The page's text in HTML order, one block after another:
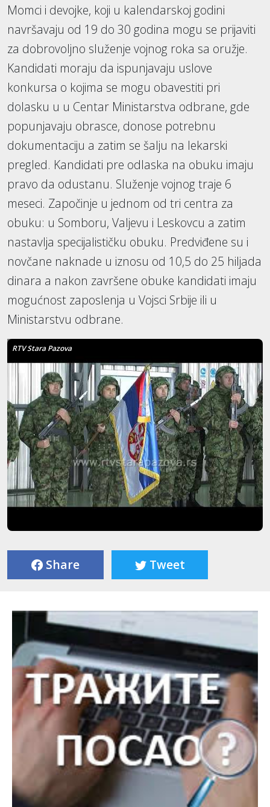
Momci i devojke, koji u kalendarskoj godini
navršavaju od 19 do 30 godina mogu se prijaviti
za dobrovoljno služenje vojnog roka sa oružje.
Kandidati moraju da ispunjavaju uslove
konkursa o kojima se mogu obavestiti pri
dolasku u u Centar Ministarstva odbrane, gde
popunjavaju obrasce, donose potrebnu
dokumentaciju a zatim se šalju na lekarski
pregled. Kandidati pre odlaska na obuku imaju
pravo da odustanu. Služenje vojnog traje 6
meseci. Započinje u jednom od tri centra za
obuku: u Somboru, Valjevu i Leskovcu a zatim
nastavlja specijalističku obuku. Predviđene su i
novčane naknade u iznosu od 10,5 do 25 hiljada
dinara a nakon završene obuke kandidati imaju
mogućnost zaposlenja u Vojsci Srbije ili u
Ministarstvu odbrane.
RTV Stara Pazova
Share Tweet